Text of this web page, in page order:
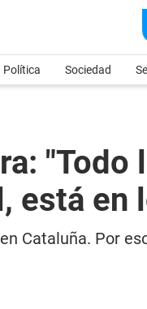
Política Sociedad
está en
Cataluña. Por